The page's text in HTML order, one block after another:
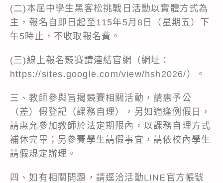
(二)本屆中學生黑客松挑戰日活動以實體方式為
主，報名自即日起至115年5月8日（星期五）下
午5時止，不收取報名費。
(三)線上報名競賽請連結官網（網址：
https://sites.google.com/view/hsh2026/）。
三、教師參與旨揭競賽相關活動，請惠予公
（差）假登記（課務自理），另如適逢例假日，
請惠允參加教師於法定期限內，以課務自理方式
補休完畢；另參賽學生請假事宜，請依校內學生
請假規定辦理。
四、如有相關問題，請逕洽活動LINE官方帳號